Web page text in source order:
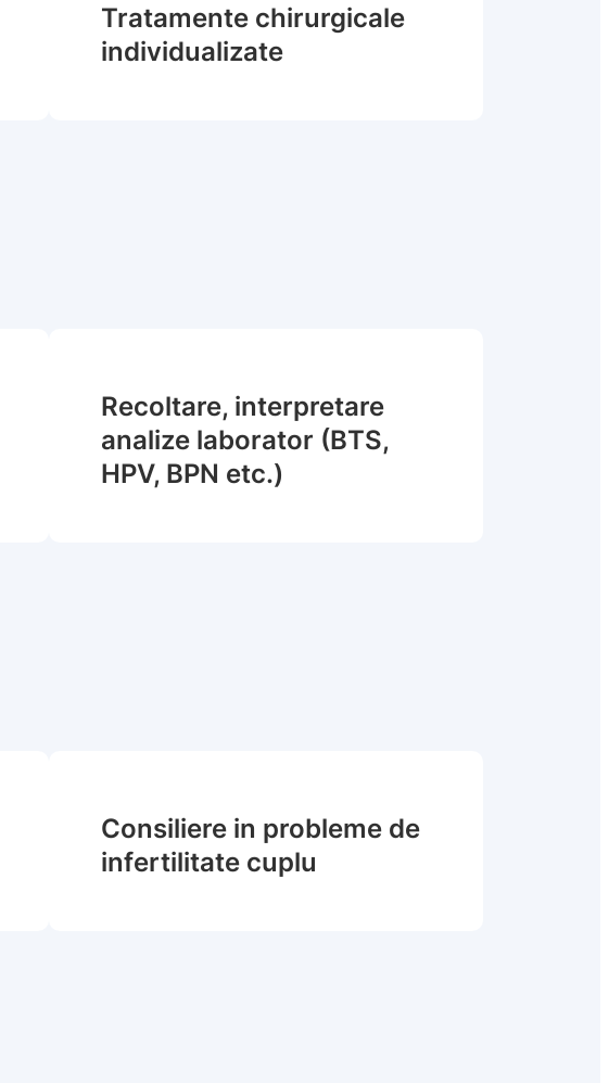
Tratamente chirurgicale
individualizate
Recoltare, interpretare
analize laborator (BTS,
HPV, BPN etc.)
Consiliere in probleme de
infertilitate cuplu